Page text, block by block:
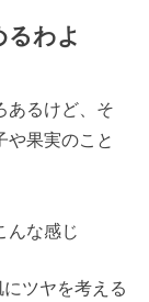
わよ
あるけど、そ
や果実のこと
んな感じ
ツヤを考える